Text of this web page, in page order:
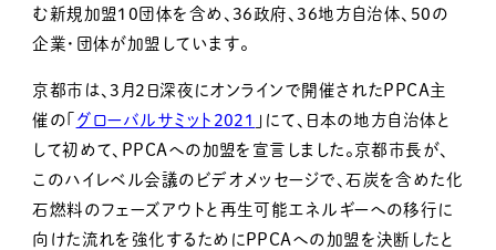
む新規加盟10団体を含め、36政府、36地方自治体、50の
企業・団体が加盟しています。
京都市は、3月2日深夜にオンラインで開催されたPPCA主
催の「 グローバルサミット2021 」にて、日本の地方自治体と
して初めて、PPCAへの加盟を宣言しました。京都市長が、
このハイレベル会議のビデオメッセージで、石炭を含めた化
石燃料のフェーズアウトと再生可能エネルギーへの移行に
向けた流れを強化するためにPPCAへの加盟を決断したと